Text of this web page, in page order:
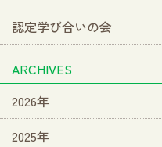
認定学び合いの会
ARCHIVES
2026年
2025年